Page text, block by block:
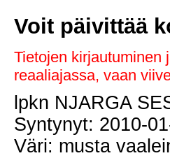
Voit päivittää
Tietojen kirjautuminen
reaaliajassa, vaan
lpkn NJARGA
Syntynyt: 2010-
Väri: musta